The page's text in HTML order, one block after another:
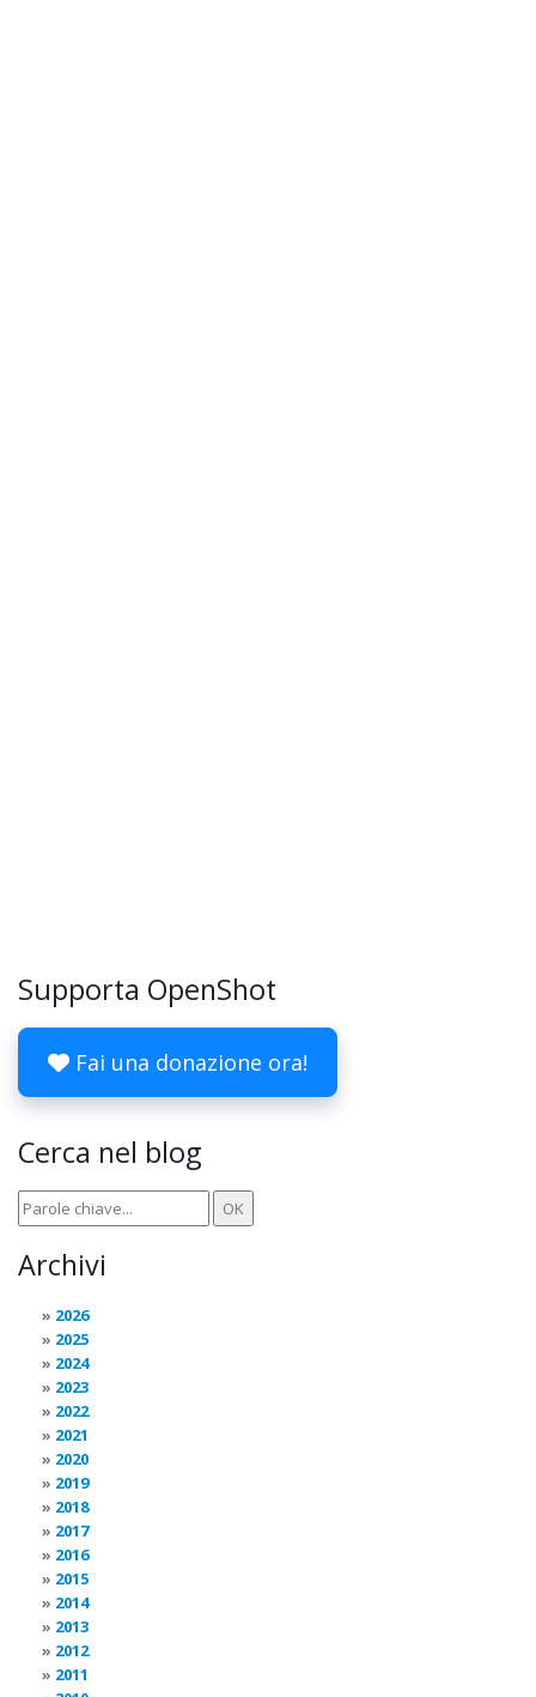
Supporta OpenShot
Fai una donazione ora!
Cerca nel blog
Archivi
2026
2025
2024
2023
2022
2021
2020
2019
2018
2017
2016
2015
2014
2013
2012
2011